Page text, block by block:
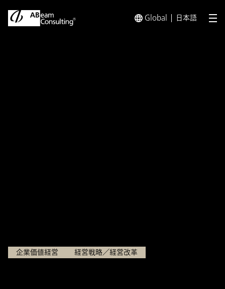
Global 日本語 メ
企業価値経営 経営戦略／経営改革